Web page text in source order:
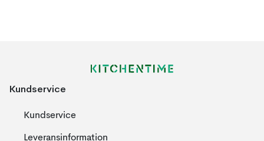
Kundservice
Kundservice
Leveransinformation